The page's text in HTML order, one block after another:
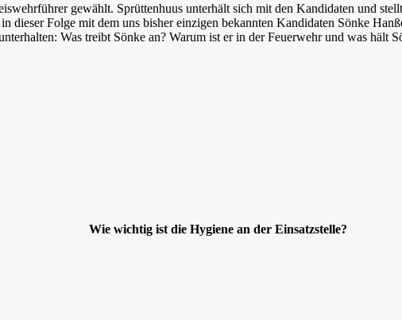
gewählt. Sprüttenhuus unterhält sich mit den Kandidaten und
dieser Folge mit dem uns bisher einzigen bekannten Kandidaten Sönke
Was treibt Sönke an? Warum ist er in der Feuerwehr und was
Wie wichtig ist die Hygiene an der Einsatzstelle?